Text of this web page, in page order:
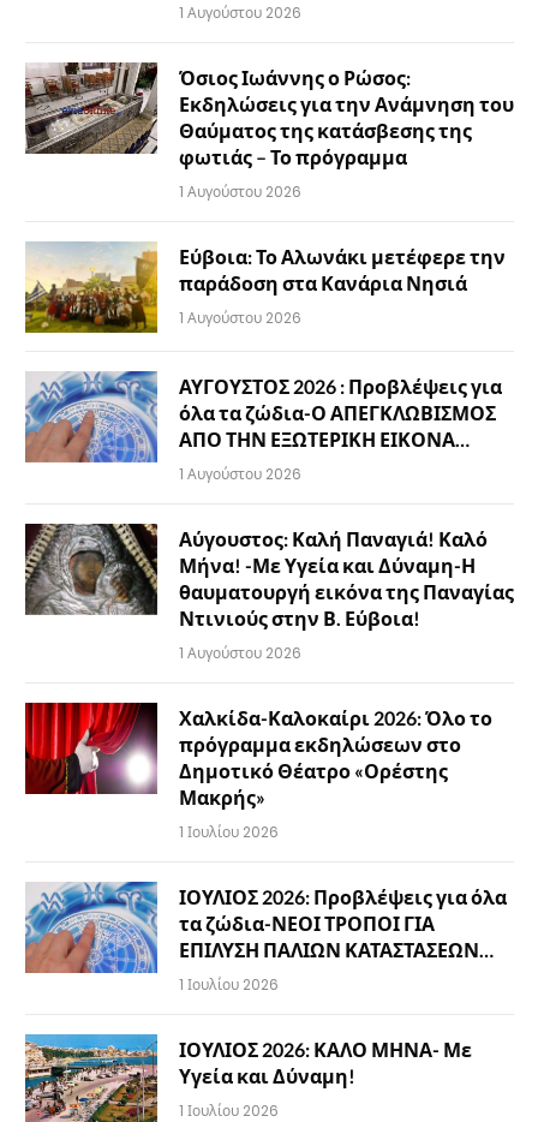
1 Αυγούστου 2026
Όσιος Ιωάννης ο Ρώσος:
Εκδηλώσεις για την Ανάμνηση του
Θαύματος της κατάσβεσης της
φωτιάς – Το πρόγραμμα
1 Αυγούστου 2026
Εύβοια: Το Αλωνάκι μετέφερε την
παράδοση στα Κανάρια Νησιά
1 Αυγούστου 2026
ΑΥΓΟΥΣΤΟΣ 2026 : Προβλέψεις για
όλα τα ζώδια-Ο ΑΠΕΓΚΛΩΒΙΣΜΟΣ
ΑΠΟ ΤΗΝ ΕΞΩΤΕΡΙΚΗ ΕΙΚΟΝΑ…
1 Αυγούστου 2026
Αύγουστος: Καλή Παναγιά! Καλό
Μήνα! -Με Υγεία και Δύναμη-Η
θαυματουργή εικόνα της Παναγίας
Ντινιούς στην Β. Εύβοια!
1 Αυγούστου 2026
Χαλκίδα-Καλοκαίρι 2026: Όλο το
πρόγραμμα εκδηλώσεων στο
Δημοτικό Θέατρο «Ορέστης
Μακρής»
1 Ιουλίου 2026
ΙΟΥΛΙΟΣ 2026: Προβλέψεις για όλα
τα ζώδια-ΝΕΟΙ ΤΡΟΠΟΙ ΓΙΑ
ΕΠΙΛΥΣΗ ΠΑΛΙΩΝ ΚΑΤΑΣΤΑΣΕΩΝ…
1 Ιουλίου 2026
ΙΟΥΛΙΟΣ 2026: ΚΑΛΟ ΜΗΝΑ- Με
Υγεία και Δύναμη!
1 Ιουλίου 2026